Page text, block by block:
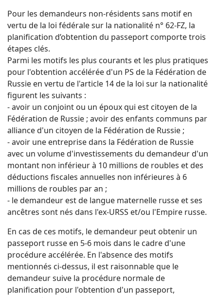
Pour les demandeurs non-résidents sans motif en
vertu de la loi fédérale sur la nationalité n° 62-FZ, la
planification d’obtention du passeport comporte trois
étapes clés.
Parmi les motifs les plus courants et les plus pratiques
pour l'obtention accélérée d'un PS de la Fédération de
Russie en vertu de l'article 14 de la loi sur la nationalité
figurent les suivants :
- avoir un conjoint ou un époux qui est citoyen de la
Fédération de Russie ; avoir des enfants communs par
alliance d'un citoyen de la Fédération de Russie ;
- avoir une entreprise dans la Fédération de Russie
avec un volume d'investissements du demandeur d'un
montant non inférieur à 10 millions de roubles et des
déductions fiscales annuelles non inférieures à 6
millions de roubles par an ;
- le demandeur est de langue maternelle russe et ses
ancêtres sont nés dans l'ex-URSS et/ou l'Empire russe.
En cas de ces motifs, le demandeur peut obtenir un
passeport russe en 5-6 mois dans le cadre d'une
procédure accélérée. En l'absence des motifs
mentionnés ci-dessus, il est raisonnable que le
demandeur suive la procédure normale de
planification pour l'obtention d'un passeport,